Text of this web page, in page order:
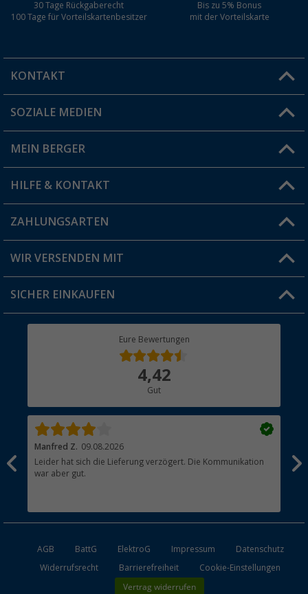
30 Tage Rückgaberecht
100 Tage für Vorteilskartenbesitzer
Bis zu 5% Bonus
mit der Vorteilskarte
KONTAKT
Du hast eine Frage?
Filiale finden
SOZIALE MEDIEN
MEIN BERGER
Vorteilskarte
Blog
Jobs & Karriere
HILFE & KONTAKT
FAQ & Kontakt
Versandinformationen
Rücksendung
ZAHLUNGSARTEN
WIR VERSENDEN MIT
SICHER EINKAUFEN
Eure Bewertungen
4,42
Gut
Manfred Z. 09.08.2026
Leider hat sich die Lieferung verzögert. Die Kommunikation
war aber gut.
AGB BattG ElektroG Impressum
Datenschutz
Widerrufsrecht
Barrierefreiheit Cookie-Einstellungen
Vertrag widerrufen